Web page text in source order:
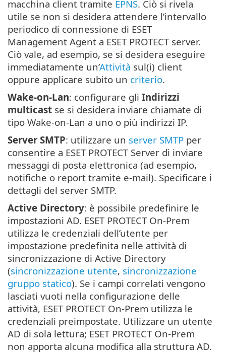
macchina client tramite EPNS. Ciò si rivela
utile se non si desidera attendere l’intervallo
periodico di connessione di ESET
Management Agent a ESET PROTECT server.
Ciò vale, ad esempio, se si desidera eseguire
immediatamente un’Attività sul(i) client
oppure applicare subito un criterio.
Wake-on-Lan: configurare gli Indirizzi
multicast se si desidera inviare chiamate di
tipo Wake-on-Lan a uno o più indirizzi IP.
Server SMTP: utilizzare un server SMTP per
consentire a ESET PROTECT Server di inviare
messaggi di posta elettronica (ad esempio,
notifiche o report tramite e-mail). Specificare i
dettagli del server SMTP.
Active Directory: è possibile predefinire le
impostazioni AD. ESET PROTECT On-Prem
utilizza le credenziali dell’utente per
impostazione predefinita nelle attività di
sincronizzazione di Active Directory
(sincronizzazione utente, sincronizzazione
gruppo statico). Se i campi correlati vengono
lasciati vuoti nella configurazione delle
attività, ESET PROTECT On-Prem utilizza le
credenziali preimpostate. Utilizzare un utente
AD di sola lettura; ESET PROTECT On-Prem
non apporta alcuna modifica alla struttura AD.